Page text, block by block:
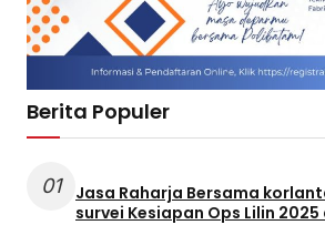
Berita Populer
01
Jasa Raharja Bersama
survei Kesiapan Ops Lilin